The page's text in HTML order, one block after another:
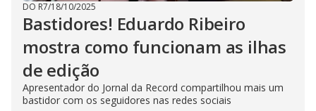
DO R7/18/10/2025
Bastidores! Eduardo Ribeiro
mostra como funcionam as ilhas
de edição
Apresentador do Jornal da Record compartilhou mais um
bastidor com os seguidores nas redes sociais